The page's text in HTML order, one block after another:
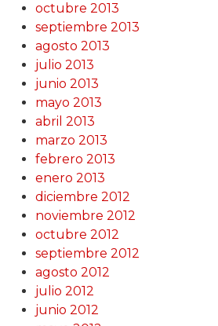
octubre 2013
septiembre 2013
agosto 2013
julio 2013
junio 2013
mayo 2013
abril 2013
marzo 2013
febrero 2013
enero 2013
diciembre 2012
noviembre 2012
octubre 2012
septiembre 2012
agosto 2012
julio 2012
junio 2012